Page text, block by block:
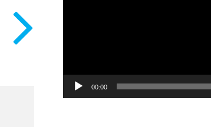
00:00